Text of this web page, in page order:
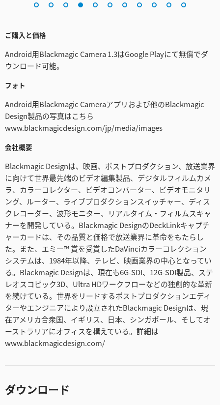
ご購入と価格
Android用Blackmagic Camera 1.3はGoogle Playにて無償でダ
ウンロード可能。
フォト
Android用Blackmagic Cameraアプリおよび他のBlackmagic
Design製品の写真はこちら
www.blackmagicdesign.com/jp/media/images
会社概要
Blackmagic Designは、映画、ポストプロダクション、放送業界
に向けて世界最先端のビデオ編集製品、デジタルフィルムカメ
ラ、カラーコレクター、ビデオコンバーター、ビデオモニタリ
ング、ルーター、ライブプロダクションスイッチャー、ディス
クレコーダー、波形モニター、リアルタイム・フィルムスキャ
ナーを開発している。Blackmagic DesignのDeckLinkキャプチ
ャーカードは、その品質と価格で放送業界に革命をもたらし
た。また、エミー™ 賞を受賞したDaVinciカラーコレクション
システムは、1984年以降、テレビ、映画業界の中心となってい
る。Blackmagic Designは、現在も6G-SDI、12G-SDI製品、ステ
レオスコピック3D、Ultra HDワークフローなどの独創的な革新
を続けている。世界をリードするポストプロダクションエディ
ターやエンジニアにより設立されたBlackmagic Designは、現
在アメリカ合衆国、イギリス、日本、シンガポール、そしてオ
ーストラリアにオフィスを構えている。詳細は
www.blackmagicdesign.com/
ダウンロード